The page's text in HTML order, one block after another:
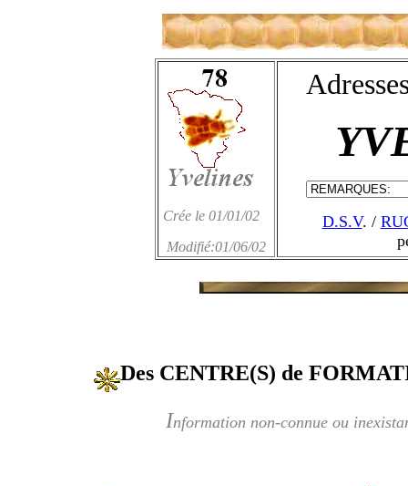
Crée le 01/01/02
Modifié:01/06/02
D.S.V. /
Des CENTRE(S) de
Information non-connue ou